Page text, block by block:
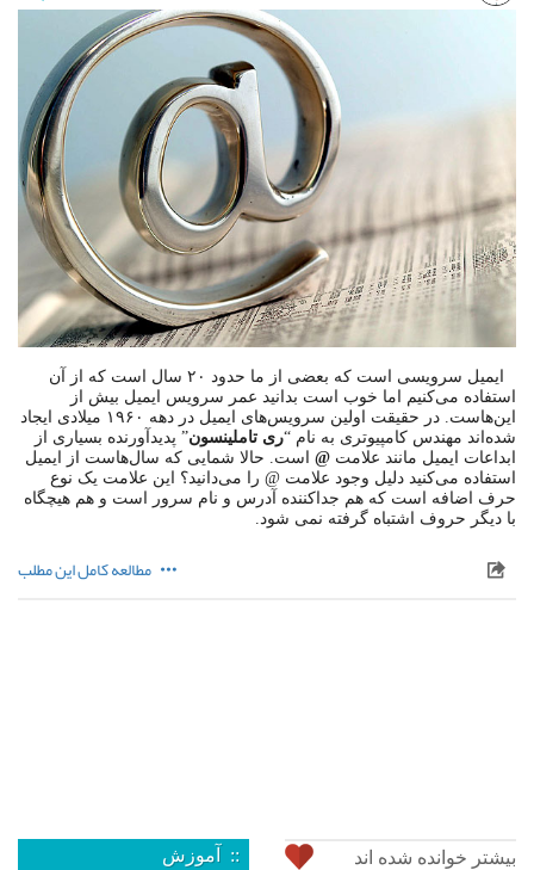
ایمیل سرویسی است که بعضی از ما حدود ۲۰ سال است که از آن
استفاده می‌کنیم اما خوب است بدانید عمر سرویس ایمیل بیش از
این‌هاست. در حقیقت اولین سرویس‌های ایمیل در دهه ۱۹۶۰ میلادی ایجاد
شده‌اند مهندس کامپیوتری به نام “ری تاملینسون” پدیدآورنده بسیاری از
ابداعات ایمیل مانند علامت @ است. حالا شمایی که سال‌هاست از ایمیل
استفاده می‌کنید دلیل وجود علامت @ را می‌دانید؟ این علامت یک نوع
حرف اضافه است که هم جداکننده آدرس و نام سرور است و هم هیچگاه
با دیگر حروف اشتباه گرفته نمی شود.
مطالعه کامل این مطلب
بیشتر خوانده شده اند :: آموزش